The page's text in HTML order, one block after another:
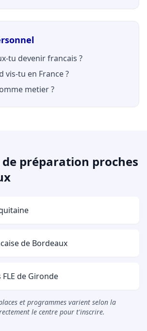
tu devenir francais ?
vis-tu en France ?
metier ?
préparation proches
de Bordeaux
de Gironde
et programmes varient selon la
le centre pour t'inscrire.